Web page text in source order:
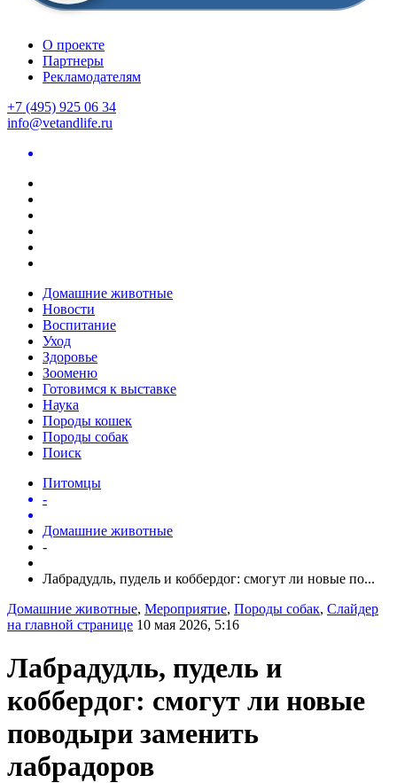
О проекте
Партнеры
Рекламодателям
+7 (495) 925 06 34
info@vetandlife.ru
Домашние животные
Новости
Воспитание
Уход
Здоровье
Зооменю
Готовимся к выставке
Наука
Породы кошек
Породы собак
Поиск
Питомцы
-
Домашние животные
-
Лабрадудль, пудель и коббердог: смогут ли новые по...
Домашние животные, Мероприятие, Породы собак, Слайдер
на главной странице 10 мая 2026, 5:16
Лабрадудль, пудель и
коббердог: смогут ли новые
поводыри заменить
лабрадоров